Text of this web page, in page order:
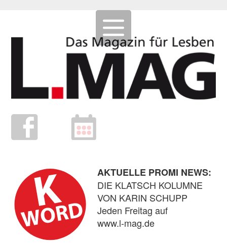
AKTUELLE PROMI NEWS:
DIE KLATSCH KOLUMNE
VON KARIN SCHUPP
Jeden Freitag auf
www.l-mag.de